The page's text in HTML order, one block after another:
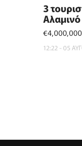
3
Αλαμινό
€4,000,000
12:22 - 05